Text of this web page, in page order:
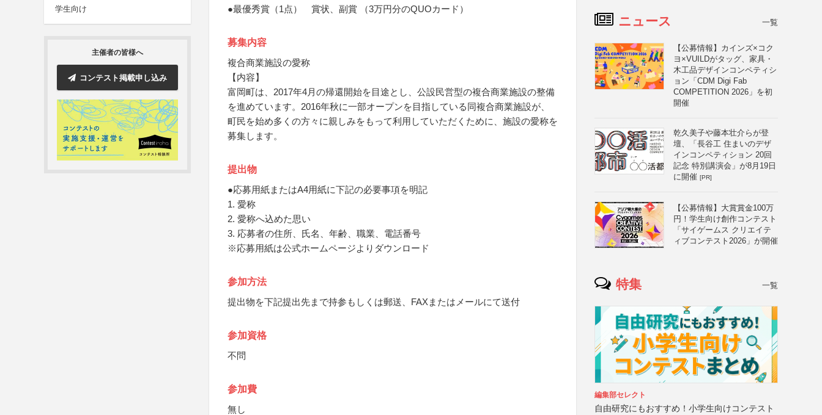
学生向け
主催者の皆様へ
コンテスト掲載申し込み
●最優秀賞（1点） 賞状、副賞 （3万円分のQUOカード）
募集内容
複合商業施設の愛称
【内容】
富岡町は、2017年4月の帰還開始を目途とし、公設民営型の複合商業施設の整備
を進めています。2016年秋に一部オープンを目指している同複合商業施設が、
町民を始め多くの方々に親しみをもって利用していただくために、施設の愛称を
募集します。
提出物
●応募用紙またはA4用紙に下記の必要事項を明記
1. 愛称
2. 愛称へ込めた思い
3. 応募者の住所、氏名、年齢、職業、電話番号
※応募用紙は公式ホームページよりダウンロード
参加方法
提出物を下記提出先まで持参もしくは郵送、FAXまたはメールにて送付
参加資格
不問
参加費
無し
ニュース 一覧
【公募情報】カインズ×コク
ヨ×VUILDがタッグ、家具・
木工品デザインコンペティシ
ョン「CDM Digi Fab
COMPETITION 2026」を初
開催
乾久美子や藤本壮介らが登
壇、「長谷工 住まいのデザ
インコンペティション 20回
記念 特別講演会」が8月19日
に開催 [PR]
【公募情報】大賞賞金100万
円！学生向け創作コンテスト
「サイゲームス クリエイテ
ィブコンテスト2026」が開催
特集 一覧
編集部セレクト
自由研究にもおすすめ！小学生向けコンテスト